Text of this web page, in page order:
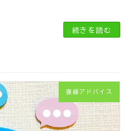
続きを読む
復縁アドバイス